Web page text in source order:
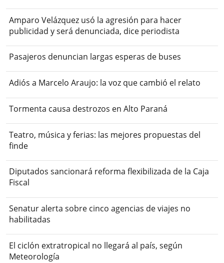
Amparo Velázquez usó la agresión para hacer
publicidad y será denunciada, dice periodista
Pasajeros denuncian largas esperas de buses
Adiós a Marcelo Araujo: la voz que cambió el relato
Tormenta causa destrozos en Alto Paraná
Teatro, música y ferias: las mejores propuestas del
finde
Diputados sancionará reforma flexibilizada de la Caja
Fiscal
Senatur alerta sobre cinco agencias de viajes no
habilitadas
El ciclón extratropical no llegará al país, según
Meteorología